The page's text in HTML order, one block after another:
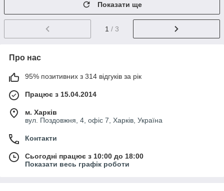
Показати ще
1 / 3
Про нас
95% позитивних з 314 відгуків за рік
Працює з 15.04.2014
м. Харків
вул. Поздовжня, 4, офіс 7, Харків, Україна
Контакти
Сьогодні працює з 10:00 до 18:00
Показати весь графік роботи